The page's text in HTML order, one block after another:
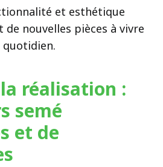
et esthétique
nouvelles pièces à vivre
la réalisation :
semé
et de